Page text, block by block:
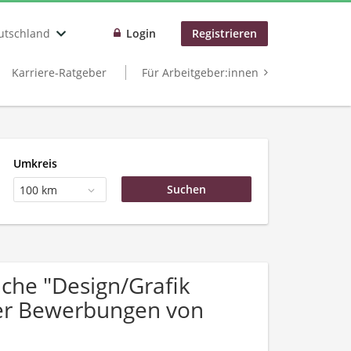
Login Registrieren
Karriere-Ratgeber Für Arbeitgeber:innen
Umkreis
100 km
"Design/Grafik
Bewerbungen von